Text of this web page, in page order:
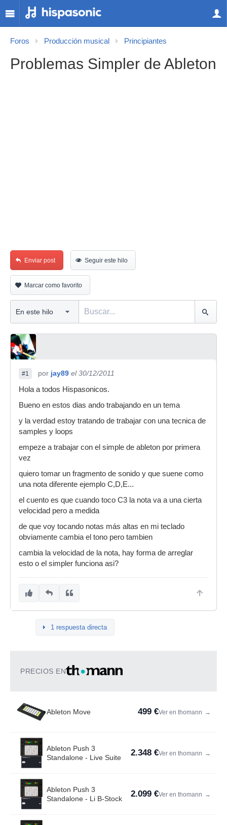
Foros Producción musical Principiantes
Problemas Simpler de Ableton
Enviar post Seguir este hilo
Marcar como favorito
#1 por jay89 el 30/12/2011
Hola a todos Hispasonicos.
Bueno en estos dias ando trabajando en un tema
y la verdad estoy tratando de trabajar con una tecnica de
samples y loops
empeze a trabajar con el simple de ableton por primera
vez
quiero tomar un fragmento de sonido y que suene como
una nota diferente ejemplo C,D,E...
el cuento es que cuando toco C3 la nota va a una cierta
velocidad pero a medida
de que voy tocando notas más altas en mi teclado
obviamente cambia el tono pero tambien
cambia la velocidad de la nota, hay forma de arreglar
esto o el simpler funciona asi?
1 respuesta directa
PRECIOS EN
Ableton Move 499 €Ver en thomann →
Ableton Push 3
Standalone - Live Suite
2.348 €Ver en thomann →
Ableton Push 3
Standalone - Li B-Stock
2.099 €Ver en thomann →